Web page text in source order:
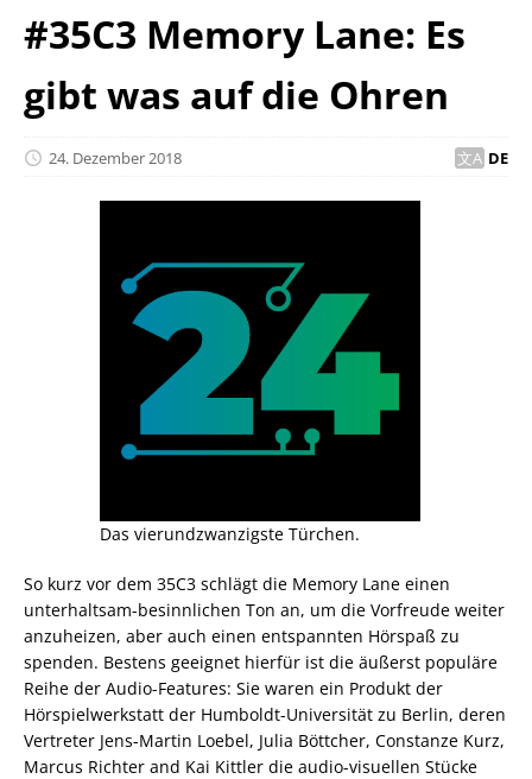
#35C3 Memory Lane: Es
gibt was auf die Ohren
24. Dezember 2018 DE
Das vierundzwanzigste Türchen.
So kurz vor dem 35C3 schlägt die Memory Lane einen
unterhaltsam-besinnlichen Ton an, um die Vorfreude weiter
anzuheizen, aber auch einen entspannten Hörspaß zu
spenden. Bestens geeignet hierfür ist die äußerst populäre
Reihe der Audio-Features: Sie waren ein Produkt der
Hörspielwerkstatt der Humboldt-Universität zu Berlin, deren
Vertreter Jens-Martin Loebel, Julia Böttcher, Constanze Kurz,
Marcus Richter and Kai Kittler die audio-visuellen Stücke